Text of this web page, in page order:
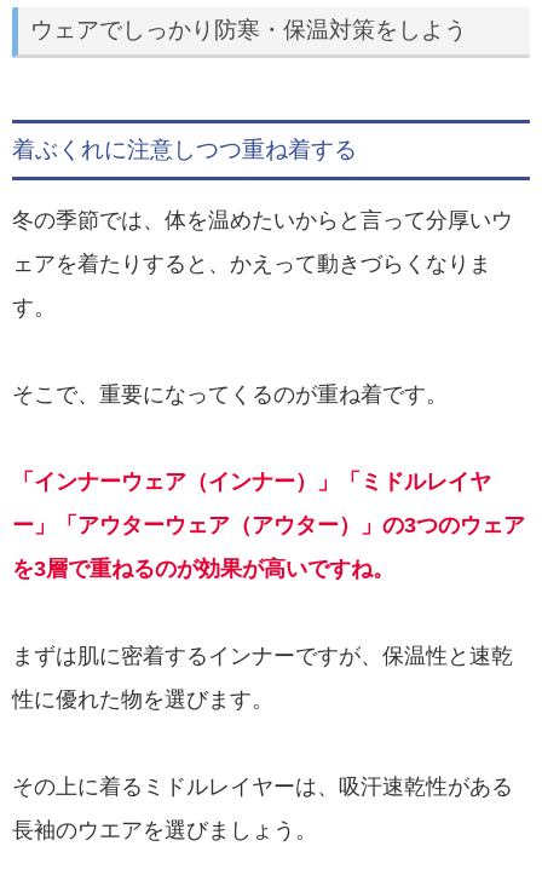
ウェアでしっかり防寒・保温対策をしよう
着ぶくれに注意しつつ重ね着する
冬の季節では、体を温めたいからと言って分厚いウ
ェアを着たりすると、かえって動きづらくなりま
す。
そこで、重要になってくるのが重ね着です。
「インナーウェア（インナー）」「ミドルレイヤ
ー」「アウターウェア（アウター）」の3つのウェア
を3層で重ねるのが効果が高いですね。
まずは肌に密着するインナーですが、保温性と速乾
性に優れた物を選びます。
その上に着るミドルレイヤーは、吸汗速乾性がある
長袖のウエアを選びましょう。